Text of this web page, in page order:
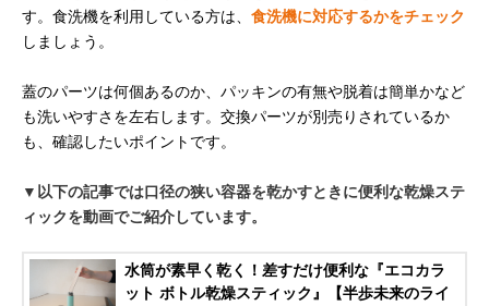
す。食洗機を利用している方は、 食洗機に対応するかをチェック
しましょう。
蓋のパーツは何個あるのか、パッキンの有無や脱着は簡単かなど
も洗いやすさを左右します。交換パーツが別売りされているか
も、確認したいポイントです。
▼以下の記事では口径の狭い容器を乾かすときに便利な乾燥ステ
ィックを動画でご紹介しています。
水筒が素早く乾く！差すだけ便利な『エコカラ
ット ボトル乾燥スティック』【半歩未来のライ